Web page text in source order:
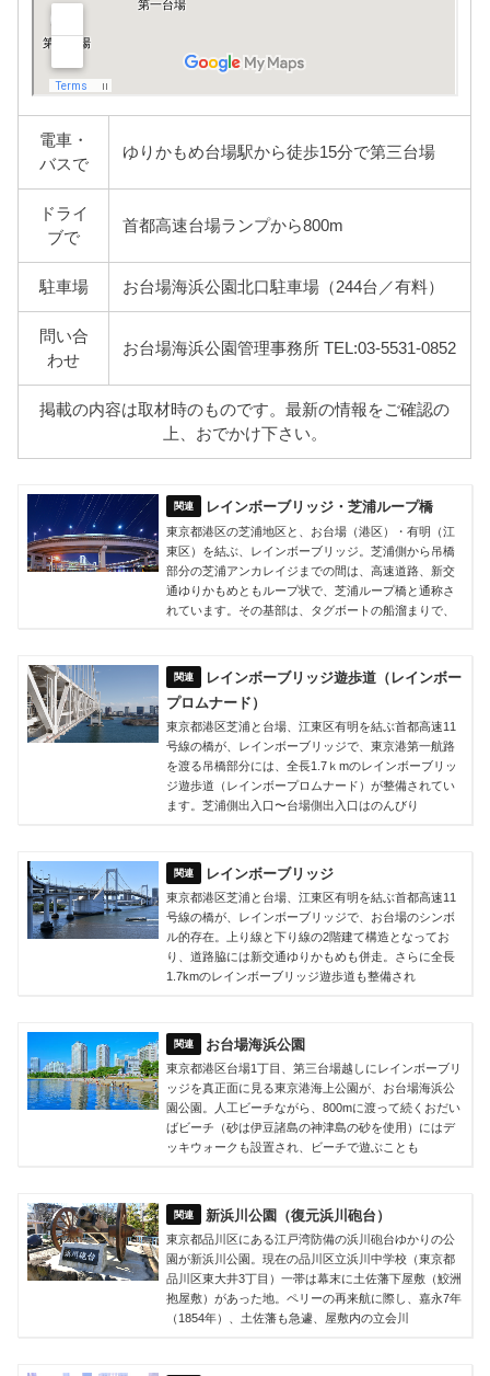
電車・
バスで
ゆりかもめ台場駅から徒歩15分で第三台場
ドライ
ブで
首都高速台場ランプから800m
駐車場 お台場海浜公園北口駐車場（244台／有料）
問い合
わせ
お台場海浜公園管理事務所 TEL:03-5531-0852
掲載の内容は取材時のものです。最新の情報をご確認の
上、おでかけ下さい。
レインボーブリッジ・芝浦ループ橋
東京都港区の芝浦地区と、お台場（港区）・有明（江
東区）を結ぶ、レインボーブリッジ。芝浦側から吊橋
部分の芝浦アンカレイジまでの間は、高速道路、新交
通ゆりかもめともループ状で、芝浦ループ橋と通称さ
れています。その基部は、タグボートの船溜まりで、
レインボーブリッジ遊歩道（レインボー
プロムナード）
東京都港区芝浦と台場、江東区有明を結ぶ首都高速11
号線の橋が、レインボーブリッジで、東京港第一航路
を渡る吊橋部分には、全長1.7ｋmのレインボーブリッ
ジ遊歩道（レインボープロムナード）が整備されてい
ます。芝浦側出入口〜台場側出入口はのんびり
レインボーブリッジ
東京都港区芝浦と台場、江東区有明を結ぶ首都高速11
号線の橋が、レインボーブリッジで、お台場のシンボ
ル的存在。上り線と下り線の2階建て構造となってお
り、道路脇には新交通ゆりかもめも併走。さらに全長
1.7kmのレインボーブリッジ遊歩道も整備され
お台場海浜公園
東京都港区台場1丁目、第三台場越しにレインボーブリ
ッジを真正面に見る東京港海上公園が、お台場海浜公
園公園。人工ビーチながら、800mに渡って続くおだい
ばビーチ（砂は伊豆諸島の神津島の砂を使用）にはデ
ッキウォークも設置され、ビーチで遊ぶことも
新浜川公園（復元浜川砲台）
東京都品川区にある江戸湾防備の浜川砲台ゆかりの公
園が新浜川公園。現在の品川区立浜川中学校（東京都
品川区東大井3丁目）一帯は幕末に土佐藩下屋敷（鮫洲
抱屋敷）があった地。ペリーの再来航に際し、嘉永7年
（1854年）、土佐藩も急遽、屋敷内の立会川